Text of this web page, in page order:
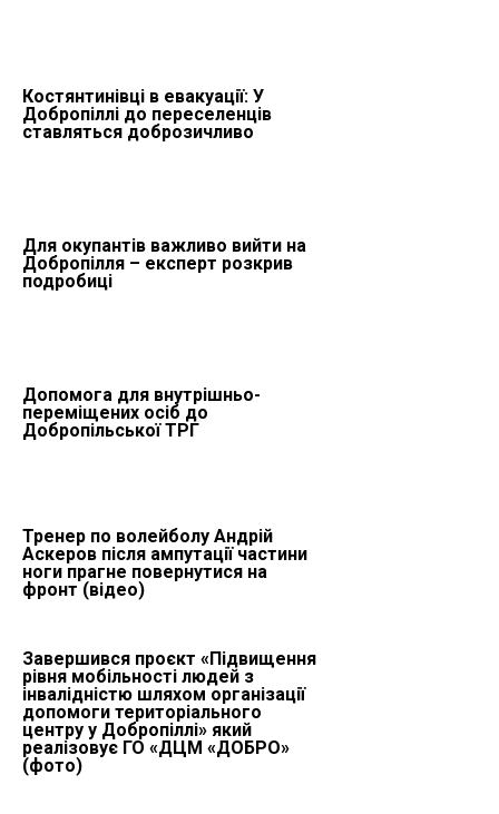
Костянтинівці в евакуації: У
Добропіллі до переселенців
ставляться доброзичливо
Для окупантів важливо вийти на
Добропілля – експерт розкрив
подробиці
Допомога для внутрішньо-
переміщених осіб до
Добропільської ТРГ
Тренер по волейболу Андрій
Аскеров після ампутації частини
ноги прагне повернутися на
фронт (відео)
Завершився проєкт «Підвищення
рівня мобільності людей з
інвалідністю шляхом організації
допомоги територіального
центру у Добропіллі» який
реалізовує ГО «ДЦМ «ДОБРО»
(фото)